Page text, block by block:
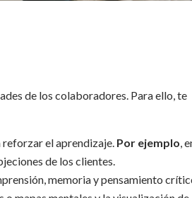
de los colaboradores. Para ello, te
el aprendizaje. Por ejemplo ,
de los clientes.
memoria y pensamiento